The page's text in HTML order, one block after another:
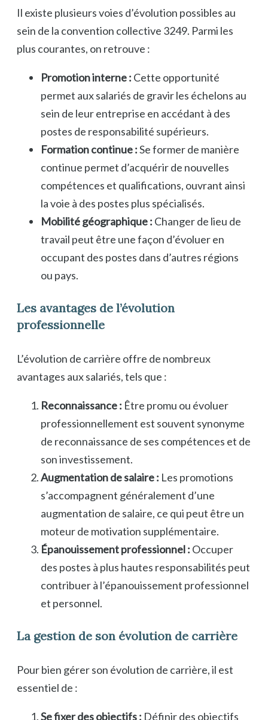
Il existe plusieurs voies d’évolution possibles au
sein de la convention collective 3249. Parmi les
plus courantes, on retrouve :
Promotion interne : Cette opportunité
permet aux salariés de gravir les échelons au
sein de leur entreprise en accédant à des
postes de responsabilité supérieurs.
Formation continue :Se former de manière
continue permet d’acquérir de nouvelles
compétences et qualifications, ouvrant ainsi
la voie à des postes plus spécialisés.
Mobilité géographique : Changer de lieu de
travail peut être une façon d’évoluer en
occupant des postes dans d’autres régions
ou pays.
Les avantages de l’évolution
professionnelle
L’évolution de carrière offre de nombreux
avantages aux salariés, tels que :
Reconnaissance : Être promu ou évoluer
professionnellement est souvent synonyme
de reconnaissance de ses compétences et de
son investissement.
Augmentation de salaire : Les promotions
s’accompagnent généralement d’une
augmentation de salaire, ce qui peut être un
moteur de motivation supplémentaire.
Épanouissement professionnel : Occuper
des postes à plus hautes responsabilités peut
contribuer à l’épanouissement professionnel
et personnel.
La gestion de son évolution de carrière
Pour bien gérer son évolution de carrière, il est
essentiel de :
Se fixer des objectifs : Définir des objectifs